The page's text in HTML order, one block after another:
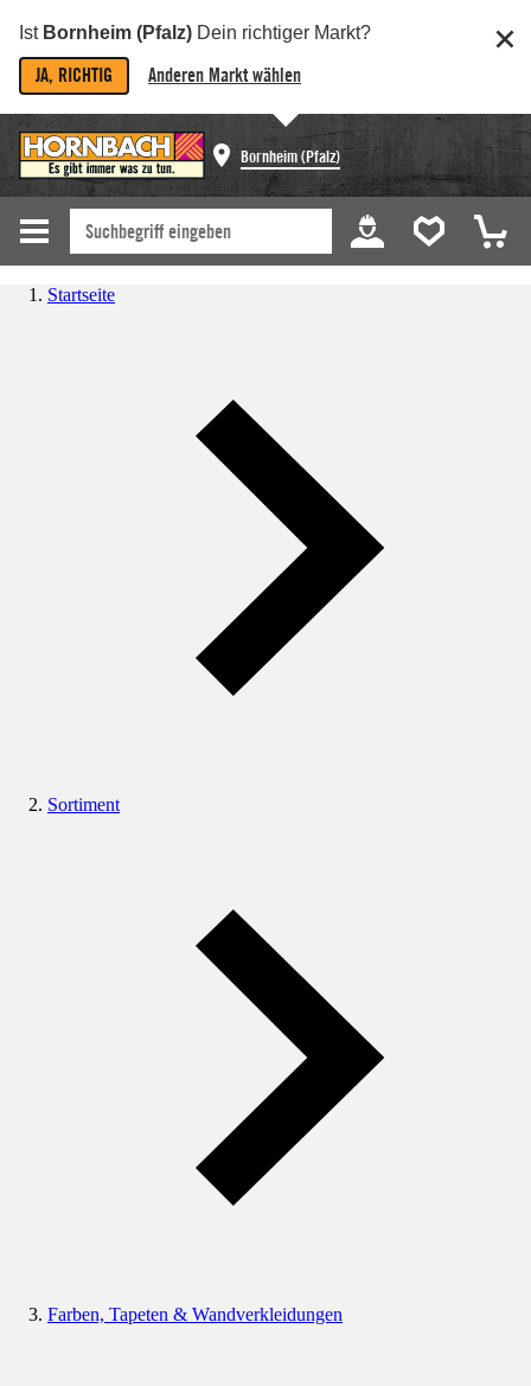
Ist Bornheim (Pfalz) Dein richtiger Markt?
JA, RICHTIG Anderen Markt wählen
Bornheim (Pfalz)
Startseite
Sortiment
Farben, Tapeten & Wandverkleidungen